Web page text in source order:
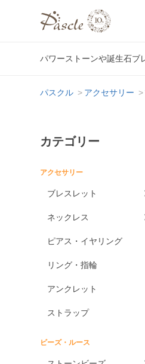
パワーストーンや誕生石ブ
パスクル アクセサリー
カテゴリー
アクセサリー
ブレスレット
ネックレス
ピアス・イヤリング
リング・指輪
アンクレット
ストラップ
ビーズ・ルース